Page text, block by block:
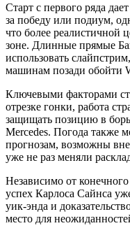
Старт с первого ряда
за победу или подиум,
что более реалистичной
зоне. Длинные прямые
использовать
машинам позади обойти
Ключевыми факторами
отрезке гонки, работа
защищать позицию в
Mercedes. Погода также
прогнозам, возможны
уже не раз меняли
Независимо от
успех Карлоса Сайнса
уик-энда и
место для